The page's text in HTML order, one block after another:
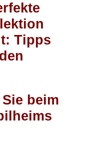
Tipps
beim